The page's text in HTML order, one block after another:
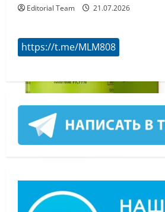
Editorial Team 21.07.2026
https://t.me/MLM808